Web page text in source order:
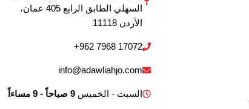
السهلي الطابق الرابع 405 ‏عمان‏،
‏الأردن‏ 11118
+962 7968 17072
info@adawliahjo.com
السبت - الخميس 9 صباحاً - 9 مساءاً